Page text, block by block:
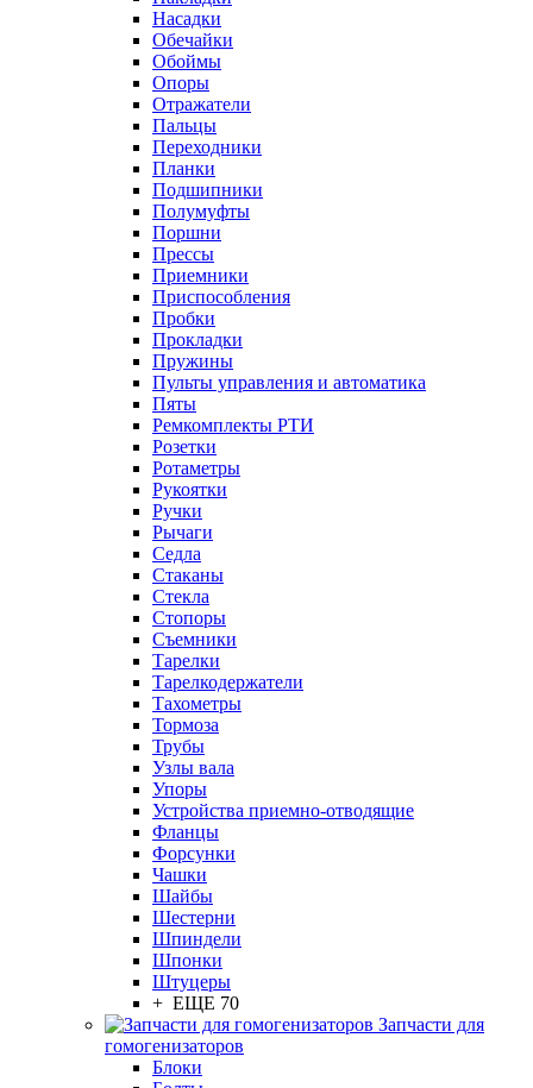
Насадки
Обечайки
Обоймы
Опоры
Отражатели
Пальцы
Переходники
Планки
Подшипники
Полумуфты
Поршни
Прессы
Приемники
Приспособления
Пробки
Прокладки
Пружины
Пульты управления и автоматика
Пяты
Ремкомплекты РТИ
Розетки
Ротаметры
Рукоятки
Ручки
Рычаги
Седла
Стаканы
Стекла
Стопоры
Съемники
Тарелки
Тарелкодержатели
Тахометры
Тормоза
Трубы
Узлы вала
Упоры
Устройства приемно-отводящие
Фланцы
Форсунки
Чашки
Шайбы
Шестерни
Шпиндели
Шпонки
Штуцеры
+ ЕЩЕ 70
Запчасти для
гомогенизаторов
Блоки